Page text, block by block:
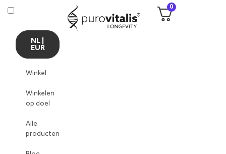
NL |
EUR
Winkel
Winkelen
op doel
Alle
producten
0